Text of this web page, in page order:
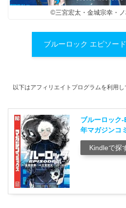
©三宮宏太・金城宗幸・
ブルーロック エピソー
以下はアフィリエイトプログラムを利用
ブルーロック
年マガジンコ
Kindleで探